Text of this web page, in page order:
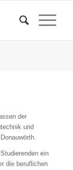
der
und
ein
die beruflichen